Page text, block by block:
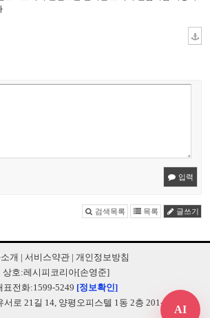
입력
검색목록 목록 글쓰기
개 | 서비스약관| 개인정보방침
상호:레시피코리아[손영준]
표전화:1599-5249 [정보확인]
로 21길 14, 양평오피스텔 1동 2층 201-B248
AI